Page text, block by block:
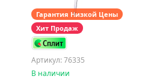
Гарантия Низкой Цены
Хит Продаж
Артикул: 76335
В наличии